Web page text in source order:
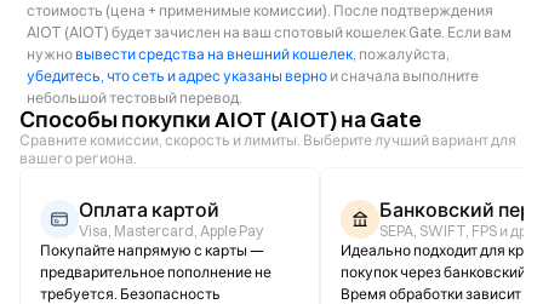
стоимость (цена + применимые комиссии). После подтверждения
AIOT (AIOT) будет зачислен на ваш спотовый кошелек Gate. Если вам
нужно вывести средства на внешний кошелек, пожалуйста,
убедитесь, что сеть и адрес указаны верно и сначала выполните
небольшой тестовый перевод.
Способы покупки AIOT (AIOT) на Gate
Сравните комиссии, скорость и лимиты. Выберите лучший вариант для
вашего региона.
Оплата картой
Visa, Mastercard, Apple Pay
Покупайте напрямую с карты —
предварительное пополнение не
требуется. Безопасность
Банковский
SEPA, SWIFT, FPS и др.
Идеально подходит для
покупок через банковский
Время обработки зависит от